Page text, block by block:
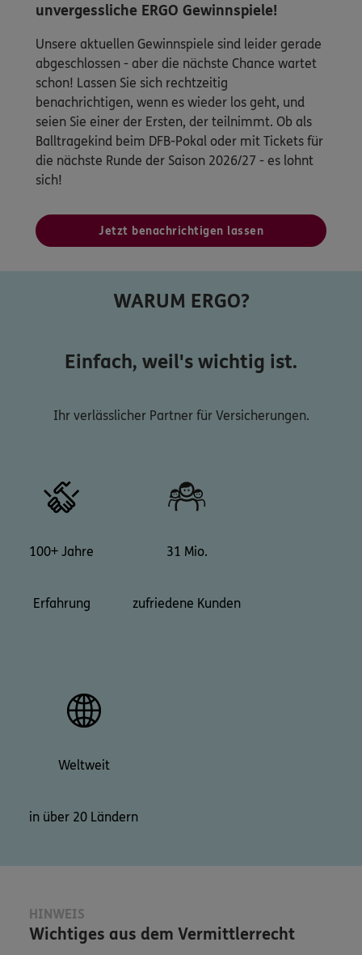
unvergessliche ERGO Gewinnspiele!
Unsere aktuellen Gewinnspiele sind leider gerade
abgeschlossen - aber die nächste Chance wartet
schon! Lassen Sie sich rechtzeitig
benachrichtigen, wenn es wieder los geht, und
seien Sie einer der Ersten, der teilnimmt. Ob als
Balltragekind beim DFB-Pokal oder mit Tickets für
die nächste Runde der Saison 2026/27 - es lohnt
sich!
Jetzt benachrichtigen lassen
WARUM ERGO?
Einfach, weil's wichtig ist.
Ihr verlässlicher Partner für Versicherungen.
100+ Jahre
Erfahrung
31 Mio.
zufriedene Kunden
Weltweit
in über 20 Ländern
HINWEIS
Wichtiges aus dem Vermittlerrecht